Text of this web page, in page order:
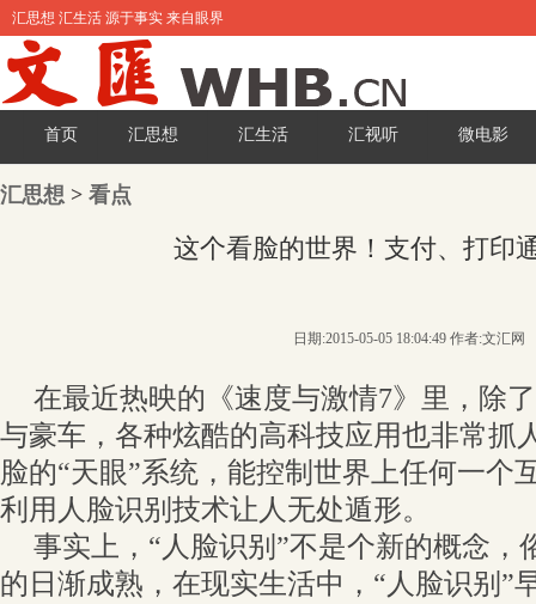
汇思想 汇生活 源于事实 来自眼界
首页 汇思想 汇生活 汇视听 微电影
汇思想 > 看点
这个看脸的世界！支付、打印
日期:2015-05-05 18:04:49 作者:文汇网
在最近热映的《速度与激情7》里，除
与豪车，各种炫酷的高科技应用也非常抓
脸的“天眼”系统，能控制世界上任何一个
利用人脸识别技术让人无处遁形。
事实上，“人脸识别”不是个新的概念，
的日渐成熟， 在现实生活中，“人脸识别”